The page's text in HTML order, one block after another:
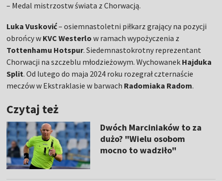
– Medal mistrzostw świata z Chorwacją.
Luka Vusković– osiemnastoletni piłkarz grający na pozycji
obrońcy w KVC Westerlo w ramach wypożyczenia z
Tottenhamu Hotspur. Siedemnastokrotny reprezentant
Chorwacji na szczeblu młodzieżowym. Wychowanek Hajduka
Split. Od lutego do maja 2024 roku rozegrał czternaście
meczów w Ekstraklasie w barwach Radomiaka Radom.
Czytaj też
Dwóch Marciniaków to za
dużo? "Wielu osobom
mocno to wadziło"